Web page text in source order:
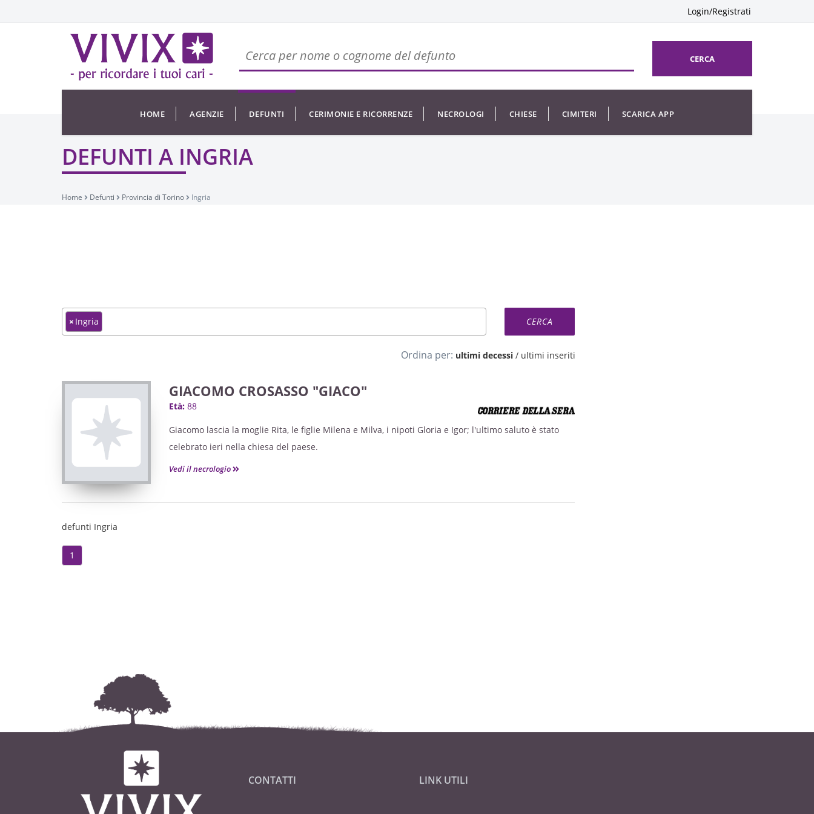
Login/Registrati
CERCA
HOME AGENZIE DEFUNTI CERIMONIE E RICORRENZE NECROLOGI CHIESE CIMITERI SCARICA APP
DEFUNTI A INGRIA
Home Defunti Provincia di Torino Ingria
× Ingria
Ordina per: ultimi decessi/ ultimi inseriti
GIACOMO CROSASSO "GIACO"
Età: 88
Giacomo lascia la moglie Rita, le figlie Milena e Milva, i nipoti Gloria e Igor; l'ultimo saluto è stato
celebrato ieri nella chiesa del paese.
Vedi il necrologio
defunti Ingria
1
CONTATTI LINK UTILI